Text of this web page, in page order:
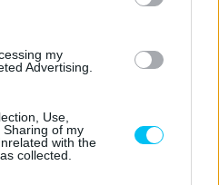
my
Advertising.
Use,
of my
with the
collected.
lenyűgözően védekezett
majd végül az ötödik helyen
AT MISANO!